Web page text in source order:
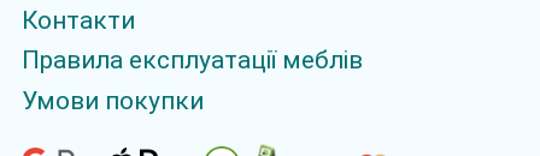
Контакти
Правила експлуатації меблів
Умови покупки